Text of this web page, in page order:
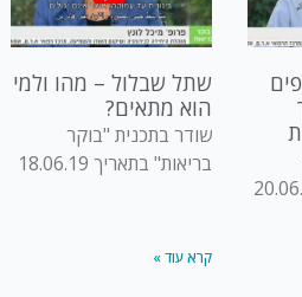
20.06.19
שתל שבלול – מהו ולמי
הוא מתאים?
שודר בתכנית "בוקר
בריאות" בתאריך 18.06.19
קרא עוד »